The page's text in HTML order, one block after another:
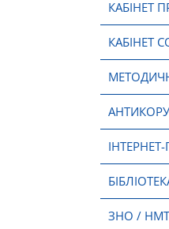
КАБІНЕТ
КАБІНЕТ
ЗНО / НМТ